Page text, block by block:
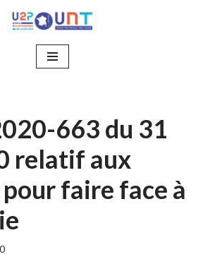
663 du 31
relatif aux
faire face à